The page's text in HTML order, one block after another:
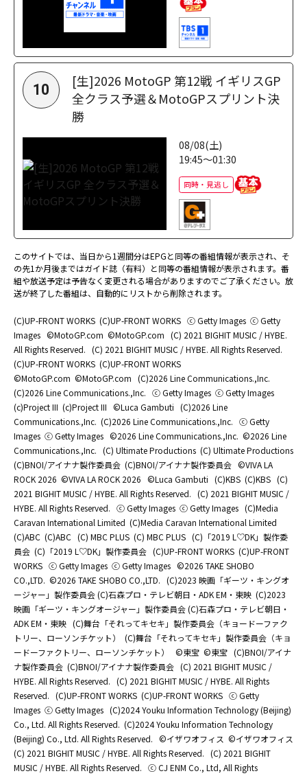
10
[生]2026 MotoGP 第12戦 イギリスGP
全クラス予選＆MotoGPスプリント決
勝
08/08(土)
19:45～01:30
同時・見逃し
このサイトでは、当日から1週間分はEPGと同等の番組情報が表示され、そ
の先1か月後まではガイド誌（有料）と同等の番組情報が表示されます。番
組や放送予定は予告なく変更される場合がありますのでご了承ください。放
送が終了した番組は、自動的にリストから削除されます。
(C)UP-FRONT WORKS (C)UP-FRONT WORKS ⓒ Getty Images ⓒ Getty
Images ©MotoGP.com ©MotoGP.com (C) 2021 BIGHIT MUSIC / HYBE.
All Rights Reserved. (C) 2021 BIGHIT MUSIC / HYBE. All Rights Reserved.
(C)UP-FRONT WORKS (C)UP-FRONT WORKS
©MotoGP.com ©MotoGP.com (C)2026 Line Communications.,Inc.
(C)2026 Line Communications.,Inc. ⓒ Getty Images ⓒ Getty Images
(c)Project III (c)Project III ©Luca Gambuti (C)2026 Line
Communications.,Inc. (C)2026 Line Communications.,Inc. ⓒ Getty
Images ⓒ Getty Images ©2026 Line Communications.,Inc. ©2026 Line
Communications.,Inc. (C) Ultimate Productions (C) Ultimate Productions
(C)BNOI/アイナナ製作委員会 (C)BNOI/アイナナ製作委員会 ©️VIVA LA
ROCK 2026 ©️VIVA LA ROCK 2026 ©Luca Gambuti (C)KBS (C)KBS (C)
2021 BIGHIT MUSIC / HYBE. All Rights Reserved. (C) 2021 BIGHIT MUSIC /
HYBE. All Rights Reserved. ⓒ Getty Images ⓒ Getty Images (C)Media
Caravan International Limited (C)Media Caravan International Limited
(C)ABC (C)ABC (C) MBC PLUS (C) MBC PLUS (C)「2019 L♡DK」製作委
員会 (C)「2019 L♡DK」製作委員会 (C)UP-FRONT WORKS (C)UP-FRONT
WORKS ⓒ Getty Images ⓒ Getty Images ©2026 TAKE SHOBO
CO.,LTD. ©2026 TAKE SHOBO CO.,LTD. (C)2023 映画「ギーツ・キングオ
ージャー」製作委員会 (C)石森プロ・テレビ朝日・ADK EM・東映 (C)2023
映画「ギーツ・キングオージャー」製作委員会 (C)石森プロ・テレビ朝日・
ADK EM・東映 (C)舞台「それってキセキ」製作委員会（キョードーファク
トリー、ローソンチケット）
(C)舞台「それってキセキ」製作委員会（キョ
ードーファクトリー、ローソンチケット）
©東宝 ©東宝 (C)BNOI/アイナ
ナ製作委員会 (C)BNOI/アイナナ製作委員会 (C) 2021 BIGHIT MUSIC /
HYBE. All Rights Reserved. (C) 2021 BIGHIT MUSIC / HYBE. All Rights
Reserved. (C)UP-FRONT WORKS (C)UP-FRONT WORKS ⓒ Getty
Images ⓒ Getty Images (C)2024 Youku Information Technology (Beijing)
Co., Ltd. All Rights Reserved. (C)2024 Youku Information Technology
(Beijing) Co., Ltd. All Rights Reserved. ©イザワオフィス ©イザワオフィス
(C) 2021 BIGHIT MUSIC / HYBE. All Rights Reserved. (C) 2021 BIGHIT
MUSIC / HYBE. All Rights Reserved. ⓒ CJ ENM Co., Ltd, All Rights